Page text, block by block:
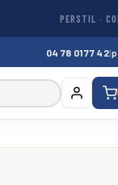
PERSTIL ·
04 78 01 77 42|